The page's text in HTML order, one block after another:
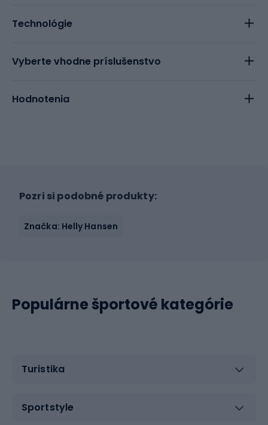
Technológie
Vyberte vhodne príslušenstvo
Hodnotenia
Pozri si podobné produkty:
Značka: Helly Hansen
Populárne športové kategórie
Turistika
Sportstyle